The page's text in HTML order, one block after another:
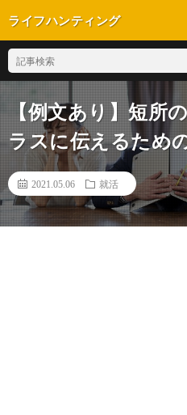
ライフハンティング
【例文あり】短所
ラスに伝えるため
2021.05.06 就活